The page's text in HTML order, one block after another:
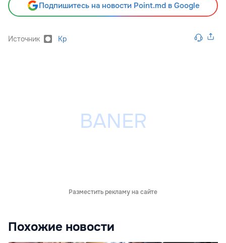
Подпишитесь на новости Point.md в Google
Источник Kp
Разместить рекламу на сайте
Похожие новости